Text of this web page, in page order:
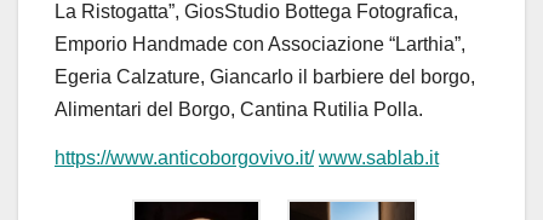
La Ristogatta”, GiosStudio Bottega Fotografica,
Emporio Handmade con Associazione “Larthia”,
Egeria Calzature, Giancarlo il barbiere del borgo,
Alimentari del Borgo, Cantina Rutilia Polla.
https://www.anticoborgovivo.it/ www.sablab.it